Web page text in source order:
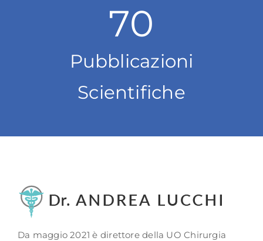
70
Pubblicazioni
Scientifiche
Da maggio 2021 è direttore della UO Chirurgia